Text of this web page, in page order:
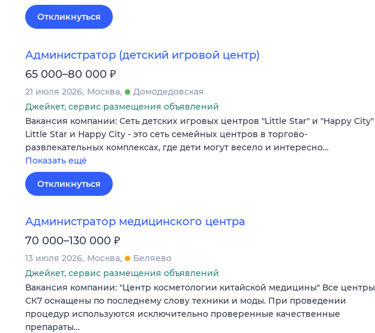
Откликнуться
Администратор (детский игровой центр)
65 000–80 000 ₽
21 июля 2026 Москва
Домодедовская
Джейкет, сервис размещения объявлений
Вакансия компании: Сеть детских игровых центров "Little Star" и "Happy City"
Little Star и Happy City - это сеть семейных центров в торгово-
развлекательных комплексах, где дети могут весело и интересно…
Показать ещё
Откликнуться
Администратор медицинского центра
70 000–130 000 ₽
13 июля 2026 Москва
Беляево
Джейкет, сервис размещения объявлений
Вакансия компании: "Центр косметологии китайской медицины" Все центры
СК7 оснащены по последнему слову техники и моды. При проведении
процедур используются исключительно проверенные качественные
препараты…